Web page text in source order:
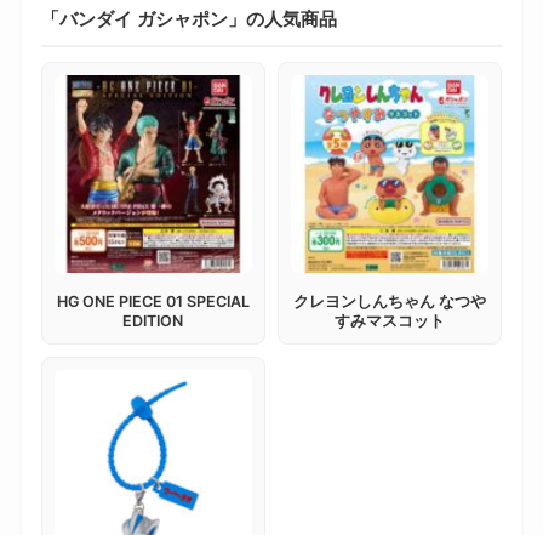
「バンダイ ガシャポン」の人気商品
HG ONE PIECE 01 SPECIAL
EDITION
クレヨンしんちゃん なつや
すみマスコット